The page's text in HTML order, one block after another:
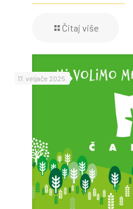
Čitaj više
17. veljače 2025.